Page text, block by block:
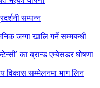
सम्पन्न
जग्गा खालि गर्ने सम्मबन्धी
का ब्रान्ड एम्बेसडर घोषणा
विकास सम्मेलनमा भाग लिन